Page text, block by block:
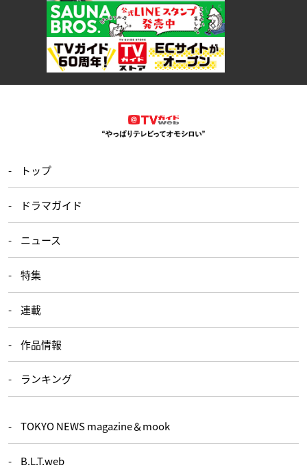
トップ
ドラマガイド
ニュース
特集
連載
作品情報
ランキング
TOKYO NEWS magazine＆mook
B.L.T.web